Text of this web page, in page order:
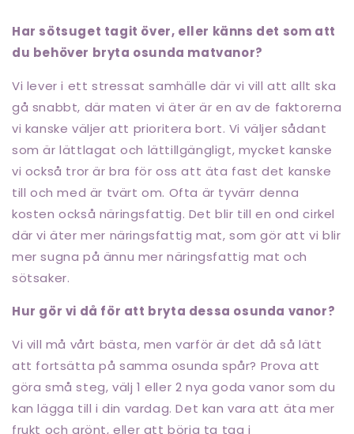
Har sötsuget tagit över, eller känns det som att
du behöver bryta osunda matvanor?
Vi lever i ett stressat samhälle där vi vill att allt ska
gå snabbt, där maten vi äter är en av de faktorerna
vi kanske väljer att prioritera bort. Vi väljer sådant
som är lättlagat och lättillgängligt, mycket kanske
vi också tror är bra för oss att äta fast det kanske
till och med är tvärt om. Ofta är tyvärr denna
kosten också näringsfattig. Det blir till en ond cirkel
där vi äter mer näringsfattig mat, som gör att vi blir
mer sugna på ännu mer näringsfattig mat och
sötsaker.
Hur gör vi då för att bryta dessa osunda vanor?
Vi vill må vårt bästa, men varför är det då så lätt
att fortsätta på samma osunda spår? Prova att
göra små steg, välj 1 eller 2 nya goda vanor som du
kan lägga till i din vardag. Det kan vara att äta mer
frukt och grönt, eller att börja ta tag i